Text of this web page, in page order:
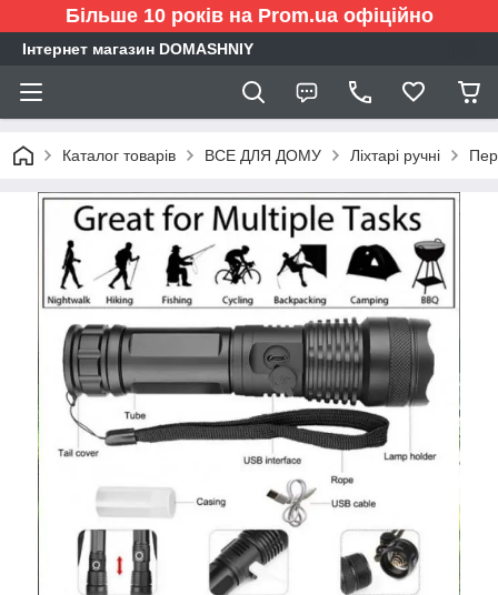
Більше 10 років на Prom.ua офіційно
Інтернет магазин DOMASHNIY
Каталог товарів ВСЕ ДЛЯ ДОМУ Ліхтарі ручні